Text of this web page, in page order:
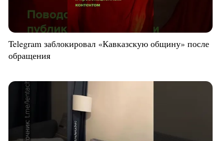
Telegram заблокировал «Кавказскую общину» после
обращения